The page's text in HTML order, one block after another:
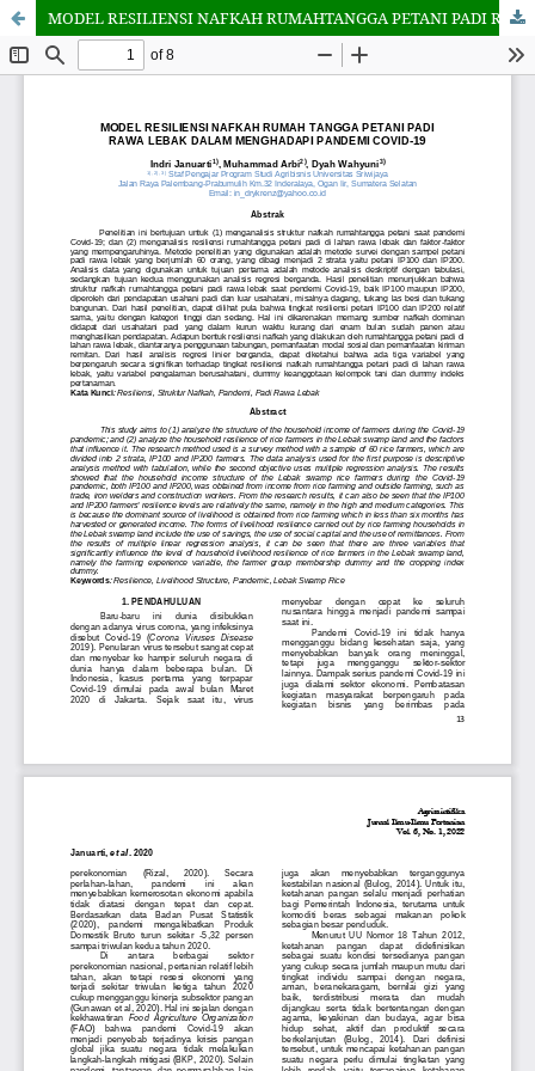
MODEL RESILIENSI NAFKAH RUMAHTANGGA PETANI PADI RAWA LEBAK DALAM MENGHADAPI PANDEMI COVID-19